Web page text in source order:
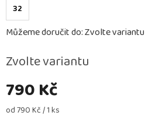
790 Kč
Měrná
od 790 Kč / 1 ks
Zvolte variantu
32
Můžeme doručit do:Zvolte variantu